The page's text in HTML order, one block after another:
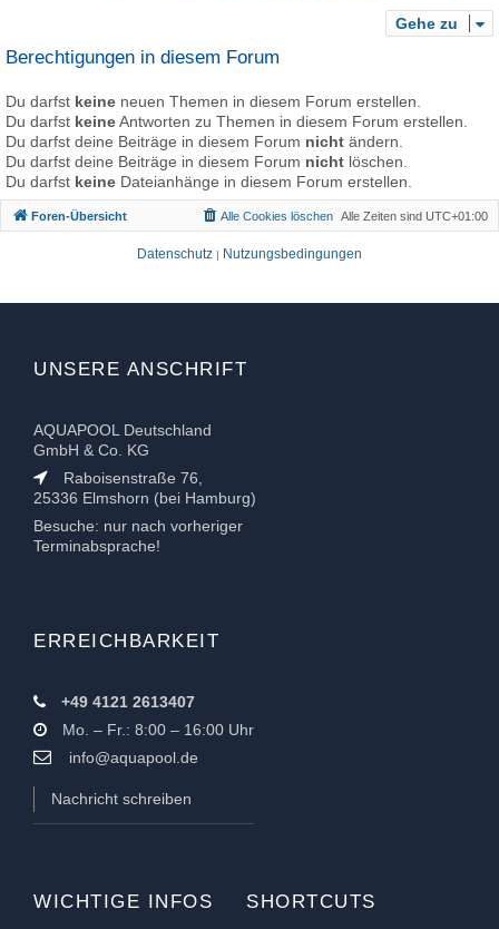
Gehe zu
Berechtigungen in diesem Forum
Du darfst keine neuen Themen in diesem Forum erstellen.
Du darfst keineAntworten zu Themen in diesem Forum erstellen.
Du darfst deine Beiträge in diesem Forum nicht ändern.
Du darfst deine Beiträge in diesem Forum nicht löschen.
Du darfst keine Dateianhänge in diesem Forum erstellen.
Foren-Übersicht Alle Zeiten sind UTC+01:00
Alle Cookies löschen
Datenschutz | Nutzungsbedingungen
UNSERE ANSCHRIFT
AQUAPOOL Deutschland
GmbH & Co. KG
Raboisenstraße 76,
25336 Elmshorn (bei Hamburg)
Besuche: nur nach vorheriger
Terminabsprache!
ERREICHBARKEIT
+49 4121 2613407
Mo. – Fr.: 8:00 – 16:00 Uhr
info@aquapool.de
Nachricht schreiben
WICHTIGE INFOS SHORTCUTS